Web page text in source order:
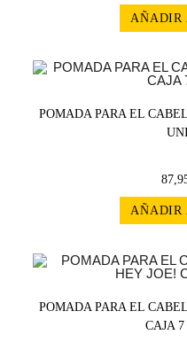
AÑADIR
POMADA PARA EL
AÑADIR
POMADA PARA EL
CAJA